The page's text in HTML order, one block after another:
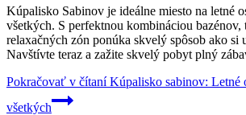
Kúpalisko Sabinov je ideálne miesto na letné
všetkých. S perfektnou kombináciou bazénov,
relaxačných zón ponúka skvelý spôsob ako si
Navštívte teraz a zažite skvelý pobyt plný
Pokračovať v čítaníKúpalisko sabinov: Letné
všetkých